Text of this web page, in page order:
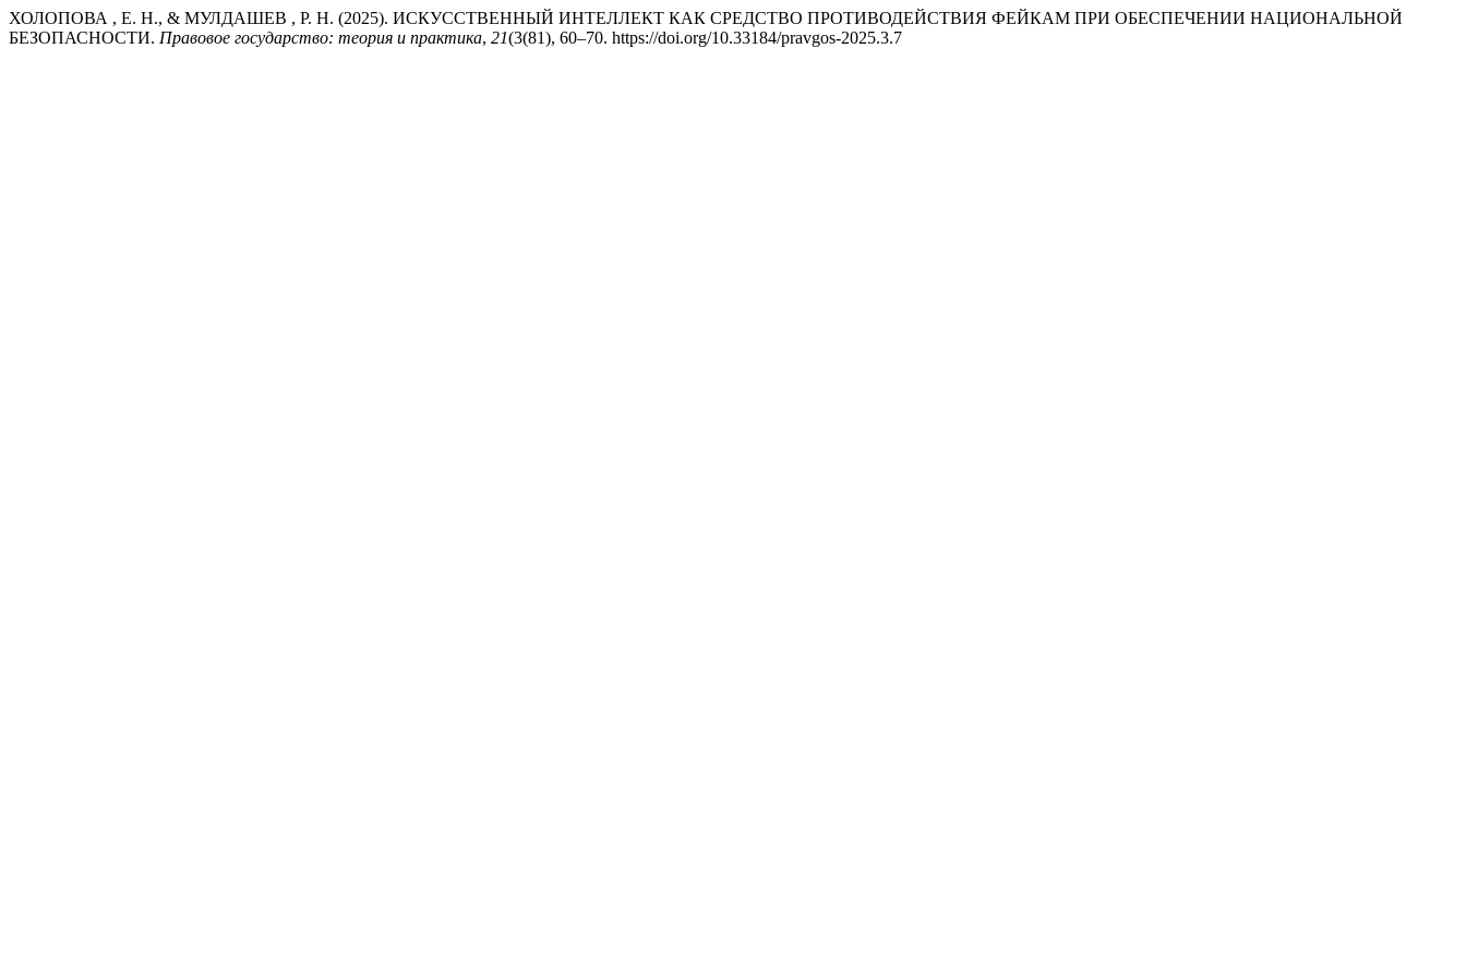
ХОЛОПОВА , Е. Н., & МУЛДАШЕВ , Р. Н. (2025). ИСКУССТВЕННЫЙ ИНТЕЛЛЕКТ КАК СРЕДСТВО ПРОТИВОДЕЙСТВИЯ ФЕЙКАМ ПРИ ОБЕСПЕЧЕНИИ НАЦИОНАЛЬНОЙ
БЕЗОПАСНОСТИ. Правовое государство: теория и практика, 21(3(81), 60–70. https://doi.org/10.33184/pravgos-2025.3.7